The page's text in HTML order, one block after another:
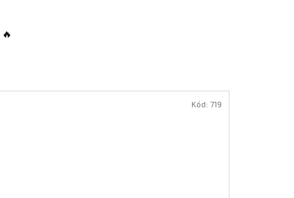
🔥
Kód: 719